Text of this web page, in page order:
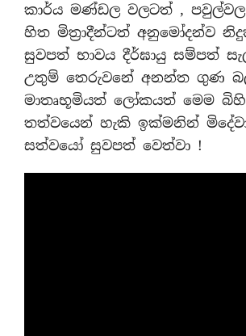
කාර්ය මණ්ඩල වලටත් ,
හිත මිත්‍රාදීන්ටත් අනුමෝදන්ව
සුවපත් භාවය දීර්ඝායු සම්පත්
උතුම් තෙරුවනේ අනන්ත ගුණ
මාතෘභූමියත් ලෝකයත් මෙම
තත්වයෙන් හැකි ඉක්මනින්
සත්වයෝ සුවපත් වෙත්වා !